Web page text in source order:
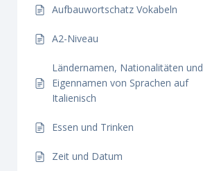
Aufbauwortschatz Vokabeln
A2-Niveau
Ländernamen, Nationalitäten und
Eigennamen von Sprachen auf
Italienisch
Essen und Trinken
Zeit und Datum